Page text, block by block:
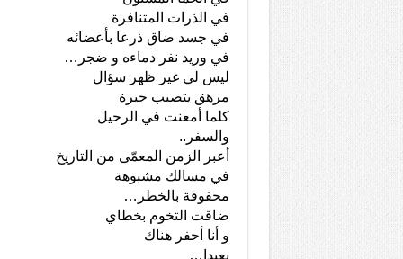
في الذرات المتنافرة
في جسد ضاق ذرعا بأعضائه
في وريد نفر دماءه و ضجر…
ليس لي غير ظهر سؤال
مرهق يتصبب حيرة
كلما أمعنت في الرحيل
والسفر..
أعبر الزمن المعمّى من التاريخ
في مسالك مشبوهة
محفوفة بالخطر…
ضاقت التخوم بخطاي
و أنا أحفر هناك
بعيدا…